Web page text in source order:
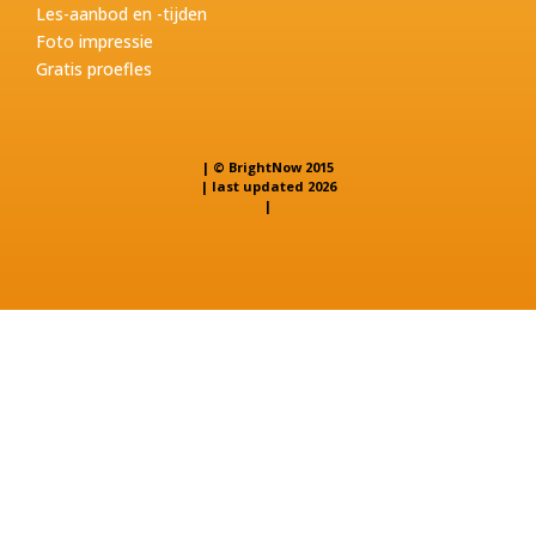
Les-aanbod en -tijden
Foto impressie
Gratis proefles
| © BrightNow 2015
| last updated 2026
|